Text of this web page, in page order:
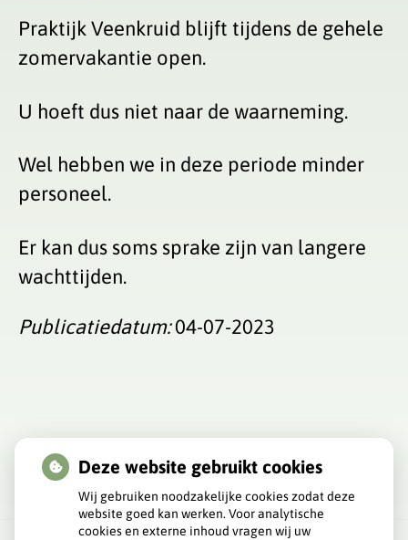
Praktijk Veenkruid blijft tijdens de gehele
zomervakantie open.
U hoeft dus niet naar de waarneming.
Wel hebben we in deze periode minder
personeel.
Er kan dus soms sprake zijn van langere
wachttijden.
Publicatiedatum:04-07-2023
Deze website gebruikt cookies
Wij gebruiken noodzakelijke cookies zodat deze
website goed kan werken. Voor analytische
cookies en externe inhoud vragen wij uw